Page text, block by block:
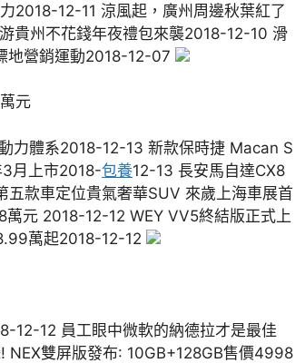
2018-12-11 涼風起，廣州周邊秋葉紅了
貴州不花錢年夜禮包來襲2018-12-10 滑
地營銷運動2018-12-07
元
力體系2018-12-13 新款保時捷 Macan S
月上市2018-包養12-13 長安馬自達CX8
款車定位貴氣奢華SUV 來歲上海車展首
元 2018-12-12 WEY VV5終結版正式上
萬起2018-12-12
12-12 員工眼中微軟的納德拉才是最佳
NEX雙屏版發布: 10GB+128GB售價4998